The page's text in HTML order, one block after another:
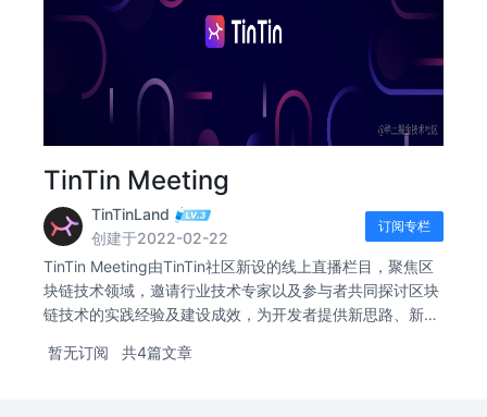
TinTin Meeting
TinTinLand
创建于2022-02-22
订阅专栏
TinTin Meeting由TinTin社区新设的线上直播栏目，聚焦区
块链技术领域，邀请行业技术专家以及参与者共同探讨区块
链技术的实践经验及建设成效，为开发者提供新思路、新方
暂无订阅 共4篇文章